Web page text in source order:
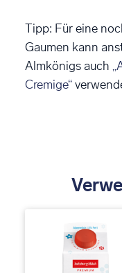
Tipp: Für eine
Gaumen kann
Almkönigs auch
Cremige“